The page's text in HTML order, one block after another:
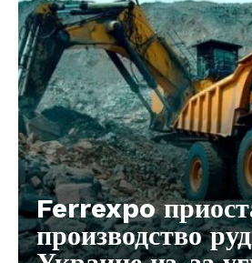
Ferrexpo
производство